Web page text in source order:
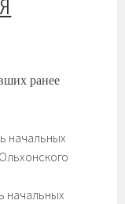
ранее
начальных
начальных